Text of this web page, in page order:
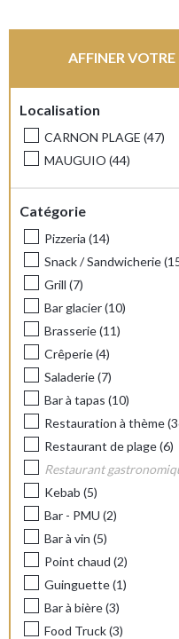
AFFINER VOTRE
Localisation
CARNON PLAGE (47)
MAUGUIO (44)
Catégorie
Pizzeria (14)
Snack / Sandwicherie(
Grill (7)
Bar glacier(10)
Brasserie(11)
Crêperie(4)
Saladerie(7)
Bar à tapas (10)
Restauration à thème(
Restaurant de plage(6)
Restaurant
Kebab (5)
Bar - PMU (2)
Bar à vin (5)
Point chaud (2)
Guinguette(1)
Bar à bière(3)
Food Truck(3)